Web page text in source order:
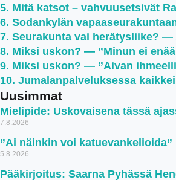
Mitä katsot – vahvuusetsivät
Sodankylän
Seurakunta vai herätysliike?
Miksi uskon? — ”Minun ei
Miksi uskon? — ”Aivan
Jumalanpalveluksessa
Uusimmat
Mielipide: Uskovaisena tässä
7.8.2026
”Ai näinkin voi katuevankelioida”
5.8.2026
Pääkirjoitus: Saarna Pyhässä